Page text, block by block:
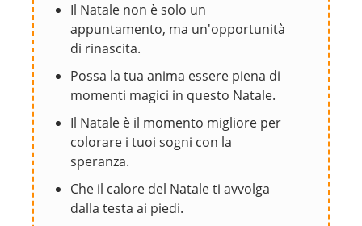
Il Natale non è solo un
appuntamento, ma un'opportunità
di rinascita.
Possa la tua anima essere piena di
momenti magici in questo Natale.
Il Natale è il momento migliore per
colorare i tuoi sogni con la
speranza.
Che il calore del Natale ti avvolga
dalla testa ai piedi.